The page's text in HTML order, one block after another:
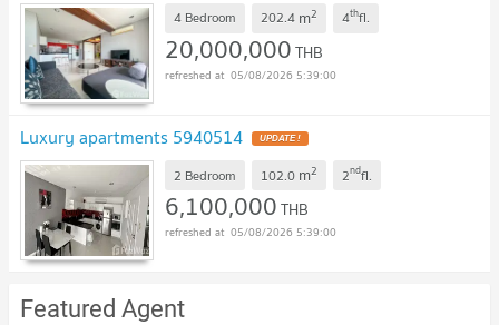
4 Bedroom 202.4 m2 4thfl.
20,000,000THB
05/08/2026 5:39:00
Luxury apartments 5940514 UPDATE !
2 Bedroom 102.0 m2 2ndfl.
6,100,000THB
05/08/2026 5:39:00
Featured Agent